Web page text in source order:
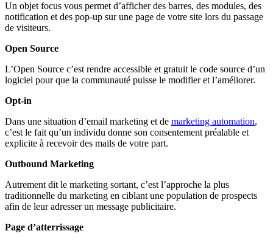
Un objet focus vous permet d’afficher des barres, des modules, des
notification et des pop-up sur une page de votre site lors du passage
de visiteurs.
Open Source
L’Open Source c’est rendre accessible et gratuit le code source d’un
logiciel pour que la communauté puisse le modifier et l’améliorer.
Opt-in
Dans une situation d’email marketing et de marketing automation,
c’est le fait qu’un individu donne son consentement préalable et
explicite à recevoir des mails de votre part.
Outbound Marketing
Autrement dit le marketing sortant, c’est l’approche la plus
traditionnelle du marketing en ciblant une population de prospects
afin de leur adresser un message publicitaire.
Page d’atterrissage